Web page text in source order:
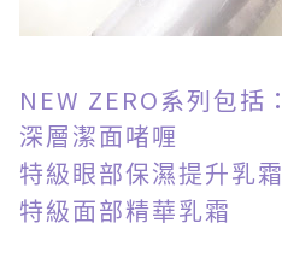
NEW ZERO系列包括：
深層潔面啫喱
特級眼部保濕提升乳霜
特級面部精華乳霜